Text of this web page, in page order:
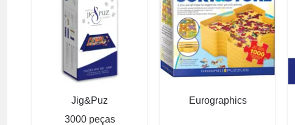
Jig&Puz
3000 peças
Eurographics